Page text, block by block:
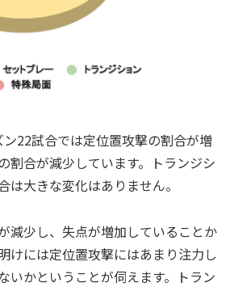
22試合では定位置攻撃の割合が増
割合が減少しています。トランジシ
は大きな変化はありません。
減少し、失点が増加していることか
けには定位置攻撃にはあまり注力し
いかということが伺えます。トラン